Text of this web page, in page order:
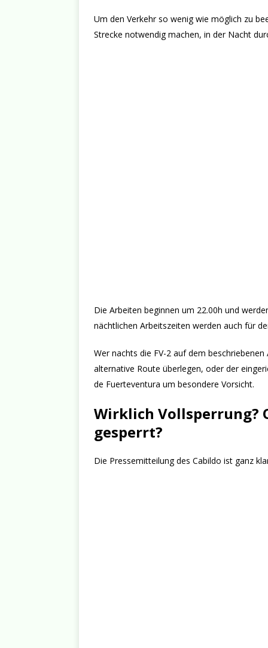
Um den Verkehr so wenig wie möglich zu
Strecke notwendig machen, in der Nacht
Die Arbeiten beginnen um 22.00h und
nächtlichen Arbeitszeiten werden auch für
Wer nachts die FV-2 auf dem
alternative Route überlegen, oder der
de Fuerteventura um besondere Vorsicht.
Wirklich
gesperrt?
Die Pressemitteilung des Cabildo ist ganz